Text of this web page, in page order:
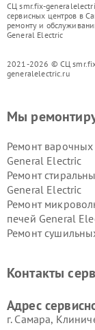
СЦ smr.fix-
сервисных центров в
ремонту и
General Electric
2021-2026 © СЦ
generalelectric.ru
Мы
Ремонт
General Electric
Ремонт
General Electric
Ремонт
печей General
Ремонт
Electric
Контакты
Адрес
г. Самара,